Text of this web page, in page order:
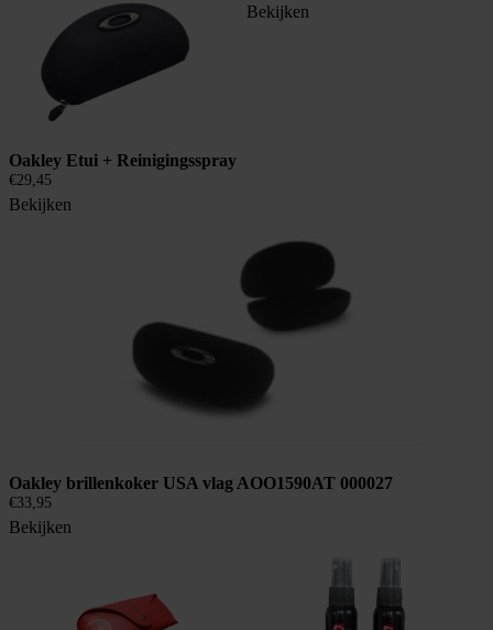
Oakley Etui + Reinigingsspray
€29,45
Bekijken
Bekijken
Oakley brillenkoker USA vlag AOO1590AT 000027
€33,95
Bekijken